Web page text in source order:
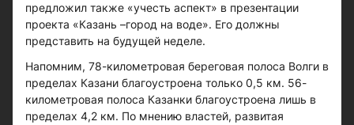
предложил также «учесть аспект» в презентации
проекта «Казань –город на воде». Его должны
представить на будущей неделе.
Напомним, 78-километровая береговая полоса Волги в
пределах Казани благоустроена только 0,5 км. 56-
километровая полоса Казанки благоустроена лишь в
пределах 4,2 км. По мнению властей, развитая